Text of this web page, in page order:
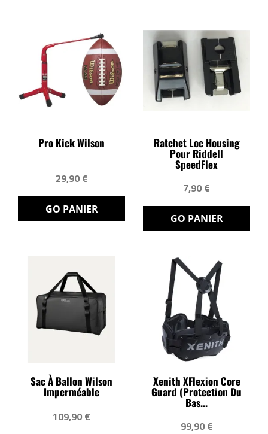
Pro Kick Wilson
29,90 €
GO PANIER
Ratchet Loc Housing
Pour Riddell
SpeedFlex
7,90 €
GO PANIER
Sac À Ballon Wilson
Imperméable
109,90 €
Xenith XFlexion Core
Guard (protection Du
Bas...
99,90 €